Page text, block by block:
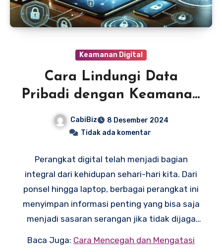
Keamanan Digital
Cara Lindungi Data
Pribadi dengan Keamanan
Digital Terbaik
CabiBiz
8 Desember 2024
Tidak ada komentar
Perangkat digital telah menjadi bagian
integral dari kehidupan sehari-hari kita. Dari
ponsel hingga laptop, berbagai perangkat ini
menyimpan informasi penting yang bisa saja
menjadi sasaran serangan jika tidak dijaga
bagaimana cara menjaga
keamanan
Baca Juga: Cara Mencegah dan Mengatasi